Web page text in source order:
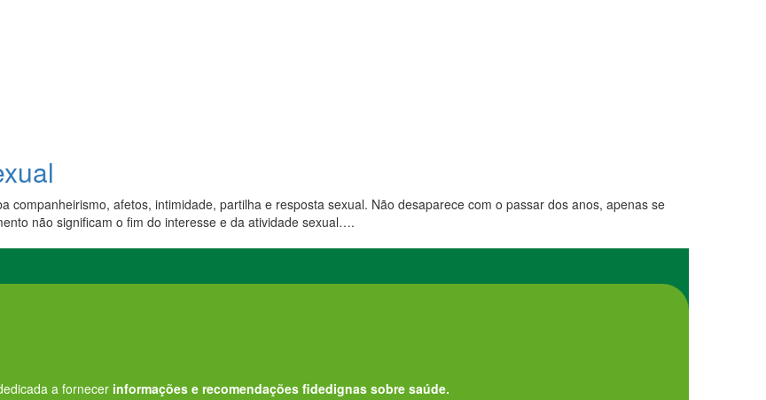
companheirismo, afetos, intimidade, partilha e resposta sexual. Não desaparece com o passar dos anos, apenas se
não significam o fim do interesse e da atividade sexual….
a fornecer informações e recomendações fidedignas sobre saúde.